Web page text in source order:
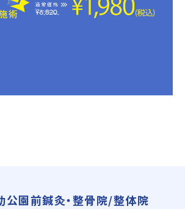
公園前鍼灸・整骨院/整体院